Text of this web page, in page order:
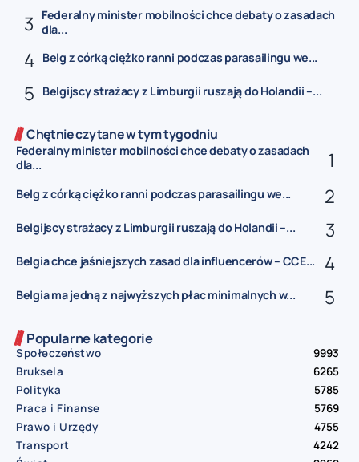
Federalny minister mobilności chce debaty o zasadach
dla...
Belg z córką ciężko ranni podczas parasailingu we...
Belgijscy strażacy z Limburgii ruszają do Holandii –...
Chętnie czytane w tym tygodniu
Federalny minister mobilności chce debaty o zasadach
dla...
Belg z córką ciężko ranni podczas parasailingu we...
Belgijscy strażacy z Limburgii ruszają do Holandii –...
Belgia chce jaśniejszych zasad dla influencerów – CCE...
Belgia ma jedną z najwyższych płac minimalnych w...
Popularne kategorie
Społeczeństwo
9993
Bruksela
6265
Polityka
5785
Praca i Finanse
5769
Prawo i Urzędy
4755
Transport
4242